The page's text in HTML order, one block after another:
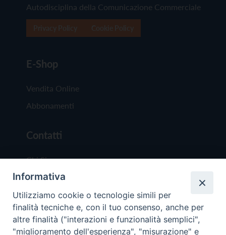
Autodisciplina della Comunicazione Commerciale
E-Shop
Vendita Online
Abbonamenti
Contatti
Chi Siamo
Redazione
Scrivici
Informativa
Utilizziamo cookie o tecnologie simili per
finalità tecniche e, con il tuo consenso, anche per
altre finalità ("interazioni e funzionalità semplici",
"miglioramento dell'esperienza", "misurazione" e